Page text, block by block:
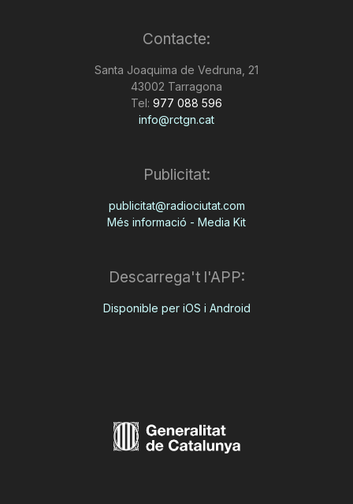
Contacte:
Santa Joaquima de Vedruna, 21
43002 Tarragona
Tel: 977 088 596
info@rctgn.cat
Publicitat:
publicitat@radiociutat.com
Més informació - Media Kit
Descarrega't l'APP:
Disponible per iOS i Android